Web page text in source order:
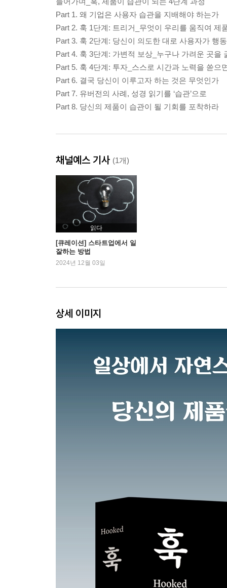
Part 1. 왜 기업은 사용자 습관을 지배해야 하는가
Part 2. 훅 1단계: 트리거_무엇이 우리를 움직여 제
Part 3. 훅 2단계: 당신이 의도한 대로 사용자가 행
Part 4. 훅 3단계: 가변적 보상_누구나 가려운 곳을
Part 5. 훅 4단계: 투자_스스로 시간과 노력을 쏟으
Part 6. 결국 당신이 이루고자 하는 것은 무엇인가
Part 7. 유버전의 사례, 성경 읽기를 ‘습관’으로
Part 8. 당신의 제품이 습관이 될 기회를 포착하라
채널예스 기사 (1개)
읽다
[큐레이션] 스타트업에서 일
잘하는 방법
2024년 12월 03일
상세 이미지